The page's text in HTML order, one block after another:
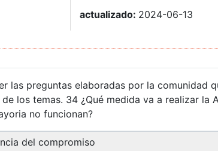
actualizado: 2024-06-13
las preguntas elaboradas por la comunidad
los temas. 34 ¿Qué medida va a realizar la
no funcionan?
del compromiso